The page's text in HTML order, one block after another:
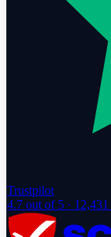
Trustpilot
4.7 out of 5 · 12,431